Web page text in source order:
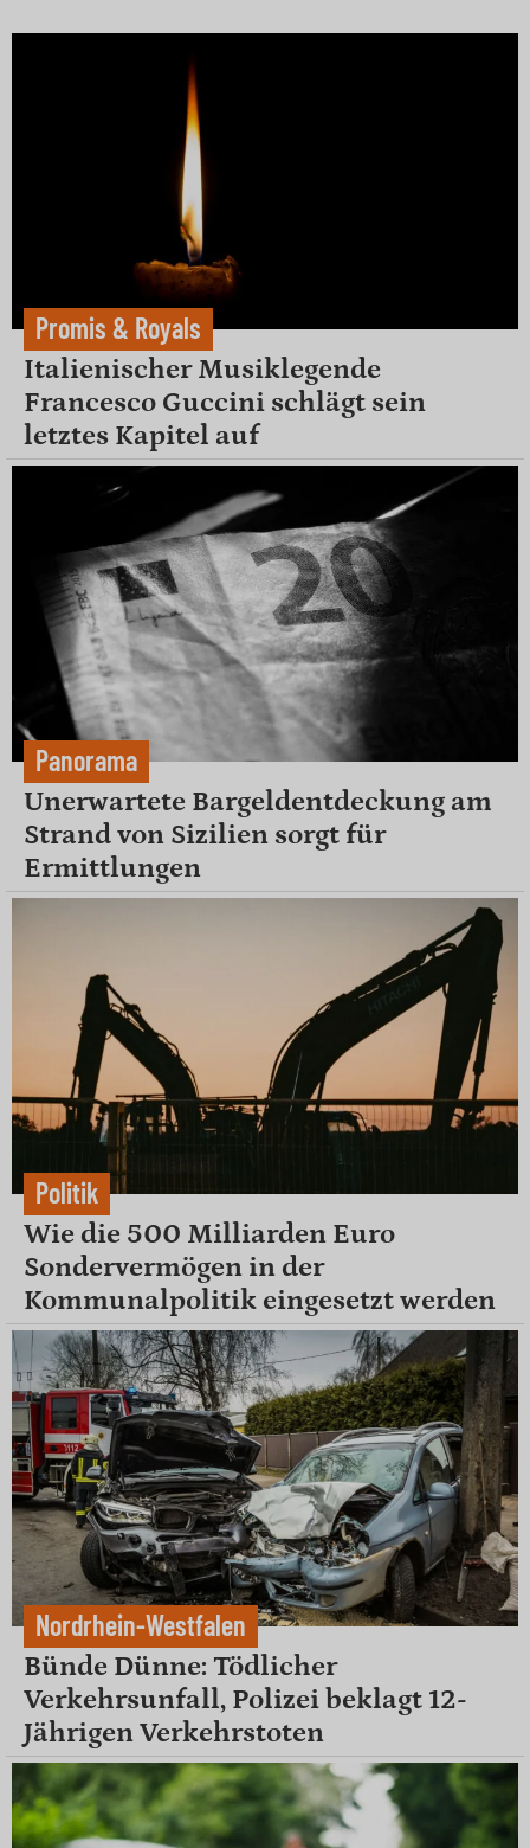
Promis & Royals
Italienischer Musiklegende
Francesco Guccini schlägt sein
letztes Kapitel auf
Panorama
Unerwartete Bargeldentdeckung am
Strand von Sizilien sorgt für
Ermittlungen
Politik
Wie die 500 Milliarden Euro
Sondervermögen in der
Kommunalpolitik eingesetzt werden
Nordrhein-Westfalen
Bünde Dünne: Tödlicher
Verkehrsunfall, Polizei beklagt 12-
Jährigen Verkehrstoten